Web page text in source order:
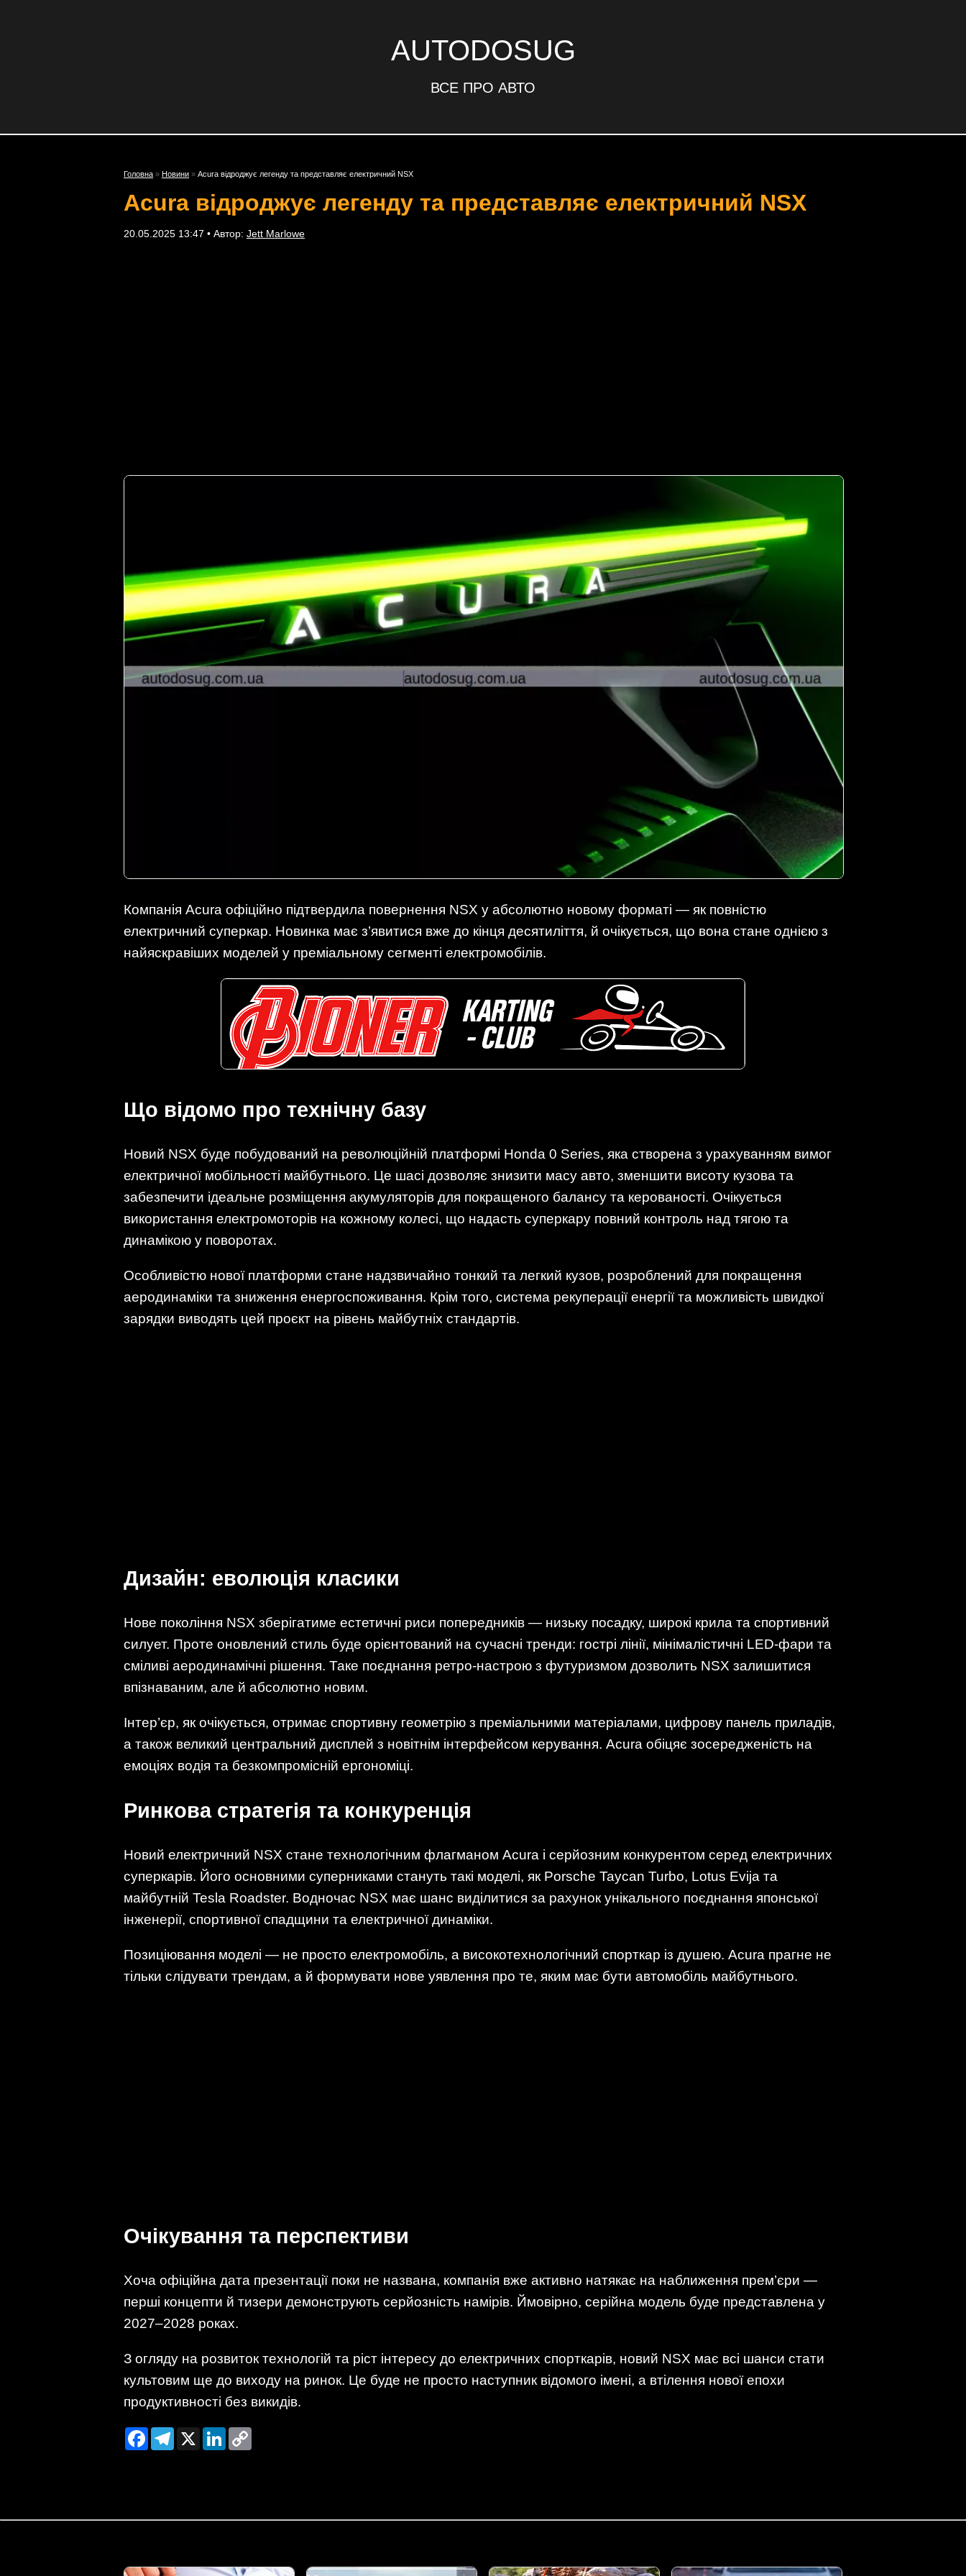
AUTODOSUG
ВСЕ ПРО АВТО
Головна » Новини » Acura відроджує легенду та представляє електричний NSX
Acura відроджує легенду та представляє електричний NSX
20.05.2025 13:47 • Автор: Jett Marlowe
Компанія Acura офіційно підтвердила повернення NSX у абсолютно новому форматі — як повністю
електричний суперкар. Новинка має з’явитися вже до кінця десятиліття, й очікується, що вона стане однією з
найяскравіших моделей у преміальному сегменті електромобілів.
Що відомо про технічну базу
Новий NSX буде побудований на революційній платформі Honda 0 Series, яка створена з урахуванням вимог
електричної мобільності майбутнього. Це шасі дозволяє знизити масу авто, зменшити висоту кузова та
забезпечити ідеальне розміщення акумуляторів для покращеного балансу та керованості. Очікується
використання електромоторів на кожному колесі, що надасть суперкару повний контроль над тягою та
динамікою у поворотах.
Особливістю нової платформи стане надзвичайно тонкий та легкий кузов, розроблений для покращення
аеродинаміки та зниження енергоспоживання. Крім того, система рекуперації енергії та можливість швидкої
зарядки виводять цей проєкт на рівень майбутніх стандартів.
Дизайн: еволюція класики
Нове покоління NSX зберігатиме естетичні риси попередників — низьку посадку, широкі крила та спортивний
силует. Проте оновлений стиль буде орієнтований на сучасні тренди: гострі лінії, мінімалістичні LED-фари та
сміливі аеродинамічні рішення. Таке поєднання ретро-настрою з футуризмом дозволить NSX залишитися
впізнаваним, але й абсолютно новим.
Інтер’єр, як очікується, отримає спортивну геометрію з преміальними матеріалами, цифрову панель приладів,
а також великий центральний дисплей з новітнім інтерфейсом керування. Acura обіцяє зосередженість на
емоціях водія та безкомпромісній ергономіці.
Ринкова стратегія та конкуренція
Новий електричний NSX стане технологічним флагманом Acura і серйозним конкурентом серед електричних
суперкарів. Його основними суперниками стануть такі моделі, як Porsche Taycan Turbo, Lotus Evija та
майбутній Tesla Roadster. Водночас NSX має шанс виділитися за рахунок унікального поєднання японської
інженерії, спортивної спадщини та електричної динаміки.
Позиціювання моделі — не просто електромобіль, а високотехнологічний спорткар із душею. Acura прагне не
тільки слідувати трендам, а й формувати нове уявлення про те, яким має бути автомобіль майбутнього.
Очікування та перспективи
Хоча офіційна дата презентації поки не названа, компанія вже активно натякає на наближення прем’єри —
перші концепти й тизери демонструють серйозність намірів. Ймовірно, серійна модель буде представлена у
2027–2028 роках.
З огляду на розвиток технологій та ріст інтересу до електричних спорткарів, новий NSX має всі шанси стати
культовим ще до виходу на ринок. Це буде не просто наступник відомого імені, а втілення нової епохи
продуктивності без викидів.
FacebookTelegram
X LinkedIn